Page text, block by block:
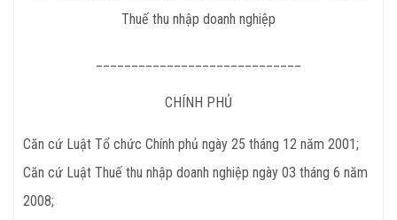
Thuế thu nhập doanh nghiệp
CHÍNH PHỦ
Căn cứ Luật Tổ chức Chính phủ ngày 25 tháng 12 năm 2001;
Căn cứ Luật Thuế thu nhập doanh nghiệp ngày 03 tháng 6 năm
2008;